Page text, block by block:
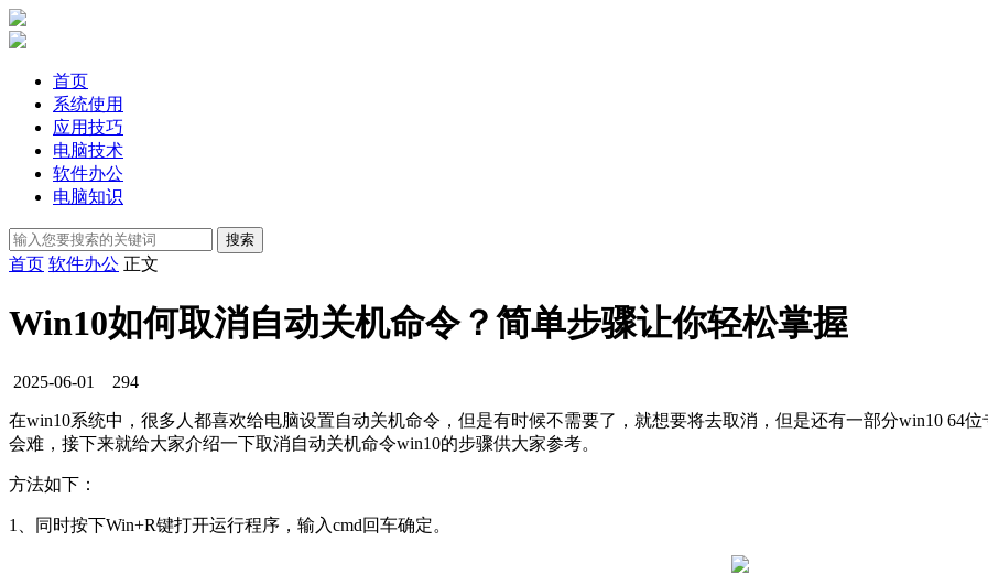
首页
系统使用
应用技巧
电脑技术
软件办公
电脑知识
首页 软件办公 正文
Win10如何取消自动关机命令？简单步骤让你轻松掌握
2025-06-01 294
在win10系统中，很多人都喜欢给电脑设置自动关机命令，但是有时候不需要了，就想要将去取消，但是还有一部分win10 64
会难，接下来就给大家介绍一下取消自动关机命令win10的步骤供大家参考。
方法如下：
1、同时按下Win+R键打开运行程序，输入cmd回车确定。